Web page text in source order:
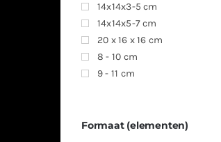
14x14x3-5 cm
14x14x5-7 cm
20 x 16 x 16 cm
8 - 10 cm
9 - 11 cm
Formaat (elementen)